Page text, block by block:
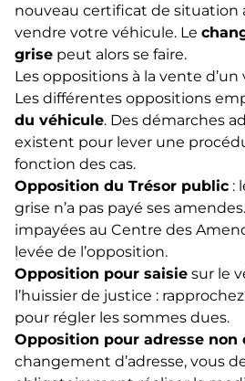
nouveau certificat de situation
vendre votre véhicule. Le
grise peut alors se faire.
Les oppositions à la vente d’un
Les différentes oppositions
du véhicule. Des démarches
existent pour lever une
fonction des cas.
Opposition du Trésor public :
grise n’a pas payé ses
impayées au Centre des
levée de l’opposition.
Opposition pour saisie sur le
l’huissier de justice :
pour régler les sommes dues.
Opposition pour adresse non
changement d’adresse, vous